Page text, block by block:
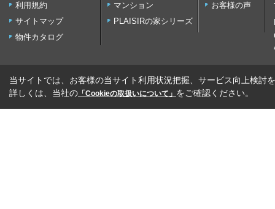
利用規約
サイトマップ
物件カタログ
マンション
PLAISIRの家シリーズ
お客様の声
当サイトでは、お客様の当サイト利用状況把握、サービス向上検討
詳しくは、当社の 「Cookieの取扱いについて」 をご確認ください。